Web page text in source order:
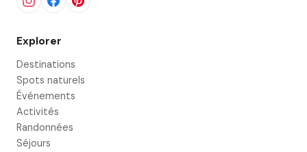
Explorer
Destinations
Spots naturels
Événements
Activités
Randonnées
Séjours